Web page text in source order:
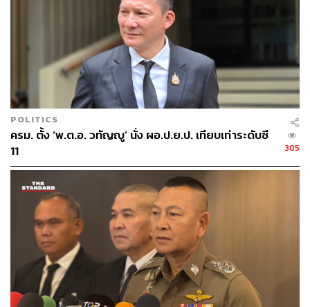
POLITICS
ครม. ตั้ง ‘พ.ต.อ. วทัญญู’ นั่ง ผอ.ป.ย.ป. เทียบเท่าระดับซี
11
305